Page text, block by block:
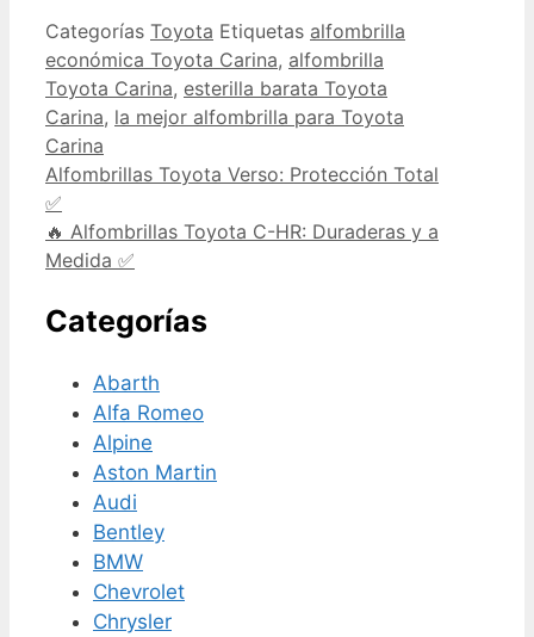
Categorías Toyota Etiquetas alfombrilla
económica Toyota Carina, alfombrilla
Toyota Carina, esterilla barata Toyota
Carina, la mejor alfombrilla para Toyota
Carina
Alfombrillas Toyota Verso: Protección Total
✅
🔥 Alfombrillas Toyota C-HR: Duraderas y a
Medida ✅
Categorías
Abarth
Alfa Romeo
Alpine
Aston Martin
Audi
Bentley
BMW
Chevrolet
Chrysler